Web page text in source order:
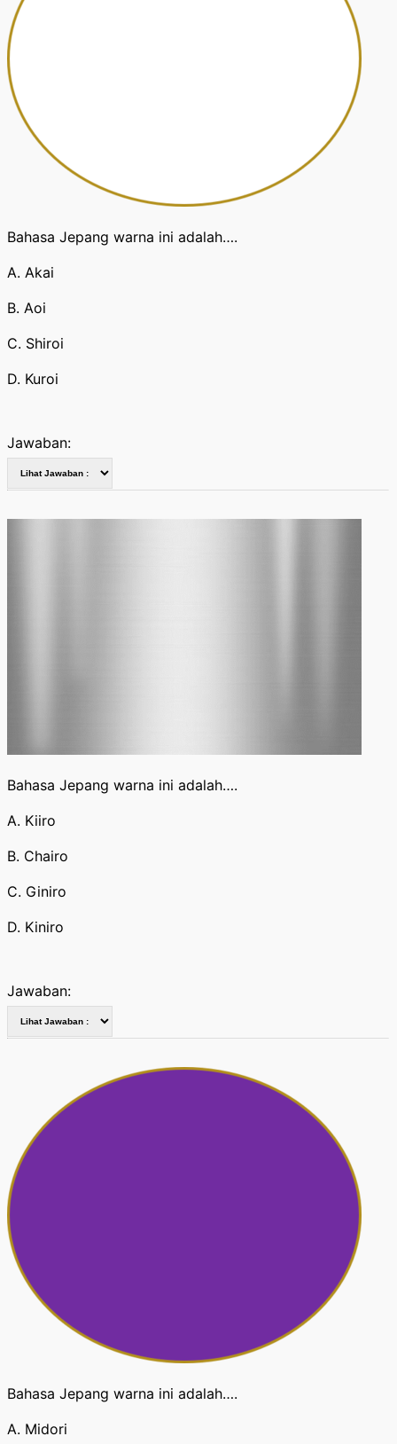
Bahasa Jepang warna ini adalah….
A. Akai
B. Aoi
C. Shiroi
D. Kuroi
Jawaban:
Bahasa Jepang warna ini adalah….
A. Kiiro
B. Chairo
C. Giniro
D. Kiniro
Jawaban:
Bahasa Jepang warna ini adalah….
A. Midori